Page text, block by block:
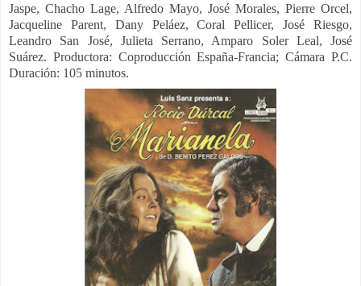
Jaspe, Chacho Lage, Alfredo Mayo, José Morales, Pierre Orcel,
Jacqueline Parent, Dany Peláez, Coral Pellicer, José Riesgo,
Leandro San José, Julieta Serrano, Amparo Soler Leal, José
Suárez. Productora: Coproducción España-Francia; Cámara P.C.
Duración: 105 minutos.